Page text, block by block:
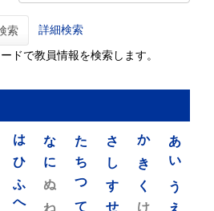
索 詳細検索
ドで教員情報を検索します。
あ
い
う
え
か
き
く
け
さ
し
す
せ
た
ち
つ
て
な
に
ぬ
ね
は
ひ
ふ
へ